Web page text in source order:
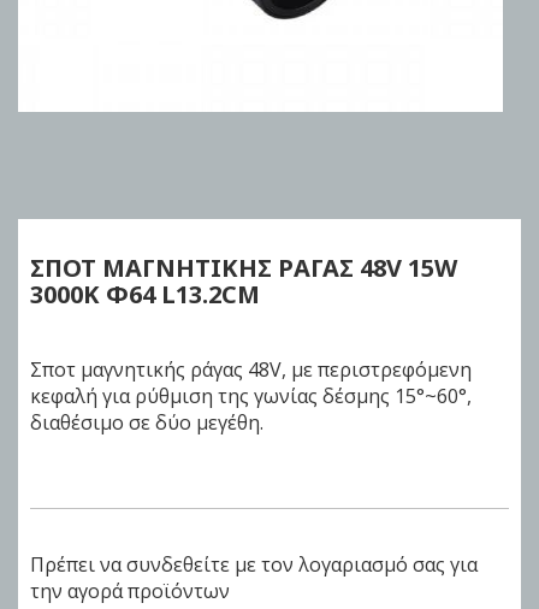
beginning
the
images
ΣΠΟΤ ΜΑΓΝΗΤΙΚΗΣ ΡΑΓΑΣ 48V 15W
3000K Φ64 L13.2CM
Σποτ μαγνητικής ράγας 48V, με περιστρεφόμενη
κεφαλή για ρύθμιση της γωνίας δέσμης 15°~60°,
διαθέσιμο σε δύο μεγέθη.
Πρέπει να συνδεθείτε με τον λογαριασμό σας για
την αγορά προϊόντων